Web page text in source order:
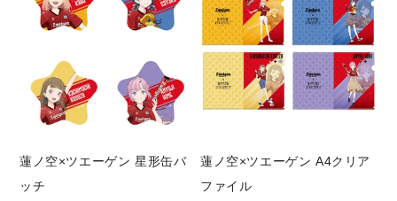
蓮ノ空×ツエーゲン 星形缶バ
ッチ
蓮ノ空×ツエーゲン A4クリア
ファイル